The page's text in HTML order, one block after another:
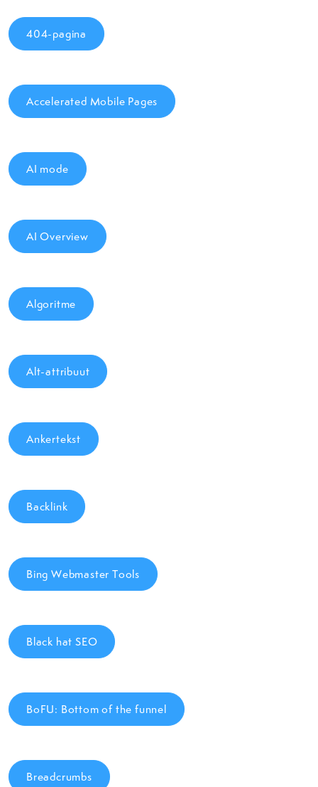
404-pagina
Accelerated Mobile Pages
AI mode
AI Overview
Algoritme
Alt-attribuut
Ankertekst
Backlink
Bing Webmaster Tools
Black hat SEO
BoFU: Bottom of the funnel
Breadcrumbs